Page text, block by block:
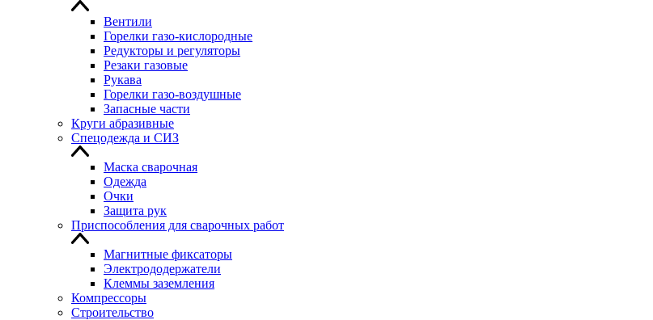
Вентили
Горелки газо-кислородные
Редукторы и регуляторы
Резаки газовые
Рукава
Горелки газо-воздушные
Запасные части
Круги абразивные
Спецодежда и СИЗ
Маска сварочная
Одежда
Очки
Защита рук
Приспособления для сварочных работ
Магнитные фиксаторы
Электрододержатели
Клеммы заземления
Компрессоры
Строительство